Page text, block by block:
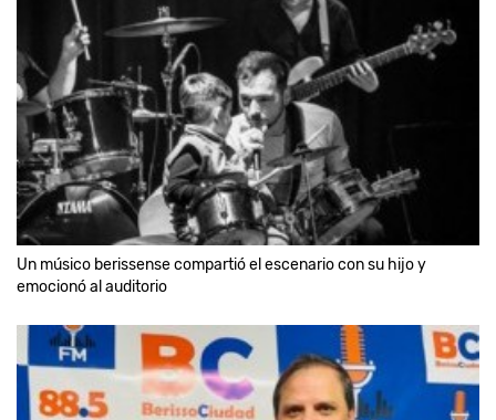
Un músico berissense compartió el escenario con su hijo y
emocionó al auditorio